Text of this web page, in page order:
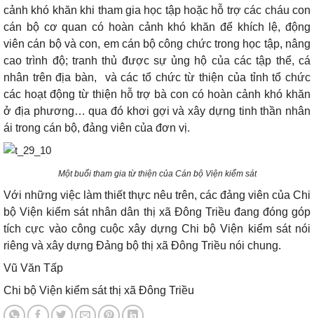
cảnh khó khăn khi tham gia học tập hoặc hỗ trợ các cháu con
cán bộ cơ quan có hoàn cảnh khó khăn để khích lệ, động
viên cán bộ và con, em cán bộ công chức trong học tập, nâng
cao trình độ; tranh thủ được sự ủng hộ của các tập thể, cá
nhân trên địa bàn,
và các tổ chức từ thiện của tỉnh tổ chức
các hoạt động từ thiện hỗ trợ bà con có hoàn cảnh khó khăn
ở địa phương… qua đó khơi gợi và xây dựng tinh thần nhân
ái trong cán bộ, đảng viên của đơn vị.
Một buổi tham gia từ thiện của Cán bộ Viện kiểm sát
Với những việc làm thiết thực nêu trên, các đảng viên của Chi
bộ Viện kiểm sát nhân dân thị xã Đông Triều đang đóng góp
tích cực vào công cuộc xây dựng Chi bộ Viện kiểm sát nói
riêng và xây dựng Đảng bộ thị xã Đông Triều nói chung.
Vũ Văn Tấp
Chi bộ Viện kiểm sát thị xã Đông Triều